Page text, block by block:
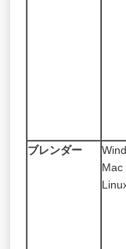
ブレンダー
Mac